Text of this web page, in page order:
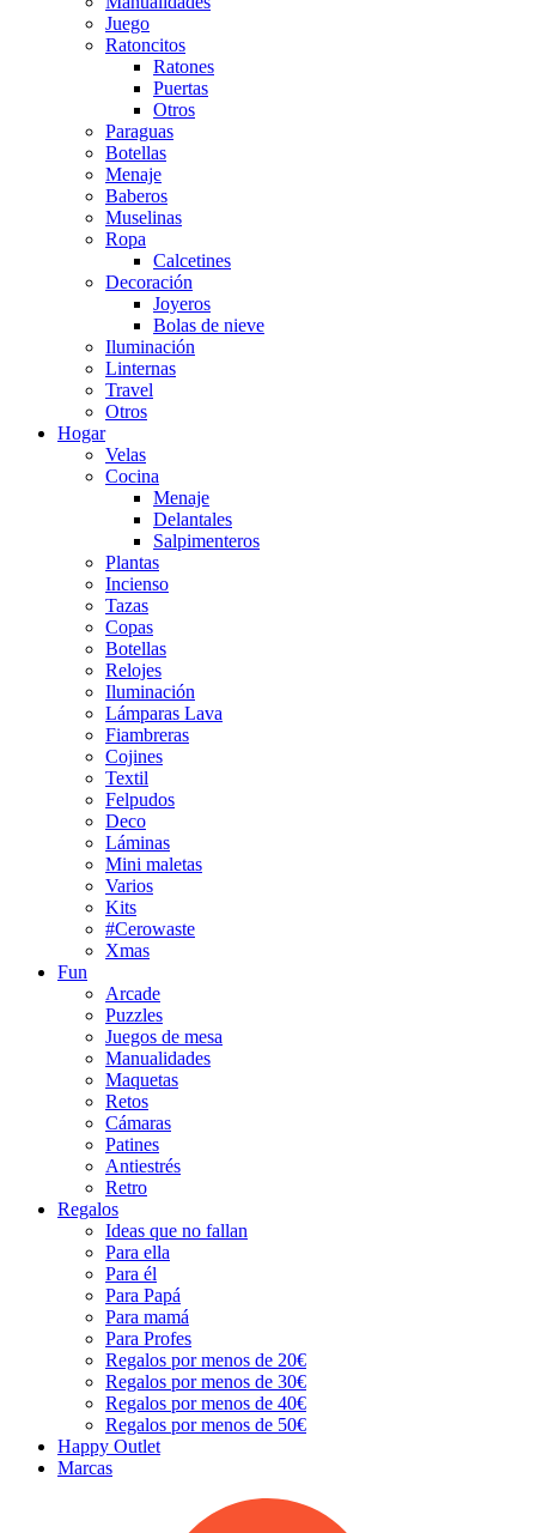
Juego
Ratoncitos
Ratones
Puertas
Otros
Paraguas
Botellas
Menaje
Baberos
Muselinas
Ropa
Calcetines
Decoración
Joyeros
Bolas de nieve
Iluminación
Linternas
Travel
Otros
Hogar
Velas
Cocina
Menaje
Delantales
Salpimenteros
Plantas
Incienso
Tazas
Copas
Botellas
Relojes
Iluminación
Lámparas Lava
Fiambreras
Cojines
Textil
Felpudos
Deco
Láminas
Mini maletas
Varios
Kits
#Cerowaste
Xmas
Fun
Arcade
Puzzles
Juegos de mesa
Manualidades
Maquetas
Retos
Cámaras
Patines
Antiestrés
Retro
Regalos
Ideas que no fallan
Para ella
Para él
Para Papá
Para mamá
Para Profes
Regalos por menos de 20€
Regalos por menos de 30€
Regalos por menos de 40€
Regalos por menos de 50€
Happy Outlet
Marcas